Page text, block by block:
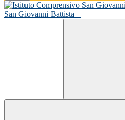
San Giovanni Battista